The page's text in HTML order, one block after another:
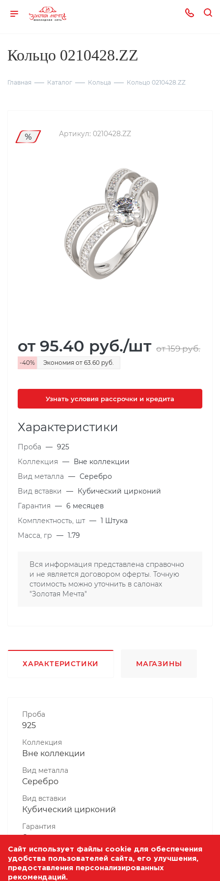
Кольцо 0210428.ZZ
Главная Каталог Кольца Кольцо 0210428.ZZ
Артикул: 0210428.ZZ
от 95.40 руб./шт от 159руб.
-40% Экономия от 63.60 руб.
Узнать условия рассрочки и кредита
Характеристики
Проба — 925
Коллекция — Вне коллекции
Вид металла — Серебро
Вид вставки
— Кубический цирконий
Гарантия — 6 месяцев
Комплектность, шт — 1 Штука
Масса, гр — 1.79
Вся информация представлена справочно
и не является договором оферты. Точную
стоимость можно уточнить в салонах
"Золотая Мечта"
ХАРАКТЕРИСТИКИ МАГАЗИНЫ
Проба
925
Коллекция
Вне коллекции
Вид металла
Серебро
Вид вставки
Кубический цирконий
Гарантия
6 месяцев
Комплектность, шт
1 Штука
Сайт использует файлы cookie для обеспечения
удобства пользователей сайта, его улучшения,
предоставления персонализированных
рекомендаций.